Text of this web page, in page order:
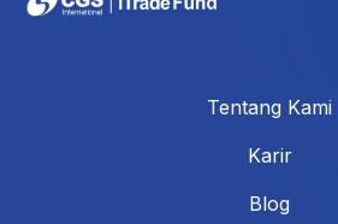
Tentang Kami
Karir
Blog